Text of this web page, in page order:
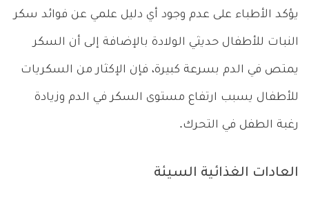
يؤكد الأطباء على عدم وجود أي دليل علمي عن فوائد سكر
النبات للأطفال حديثي الولادة بالإضافة إلى أن السكر
يمتص في الدم بسرعة كبيرة، فإن الإكثار من السكريات
للأطفال يسبب ارتفاع مستوى السكر في الدم وزيادة
رغبة الطفل في التحرك.
العادات الغذائية السيئة